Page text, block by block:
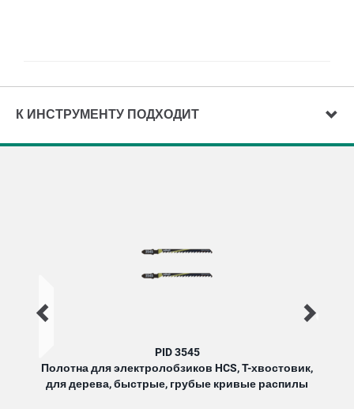
К ИНСТРУМЕНТУ ПОДХОДИТ
PID 3545
Полотна для электролобзиков HCS, T-хвостовик,
для дерева, быстрые, грубые кривые распилы